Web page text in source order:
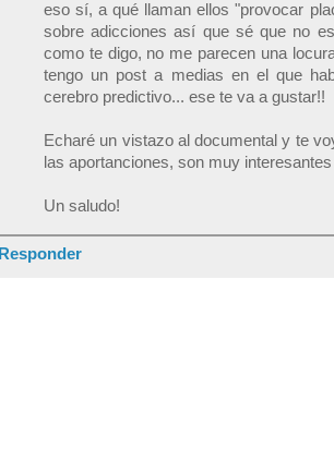
eso sí, a qué llaman ellos "provocar
sobre adicciones así que sé que no
como te digo, no me parecen una
tengo un post a medias en el que
cerebro predictivo... ese te va a gustar!!
Echaré un vistazo al documental y te
las aportanciones, son muy
Un saludo!
Responder